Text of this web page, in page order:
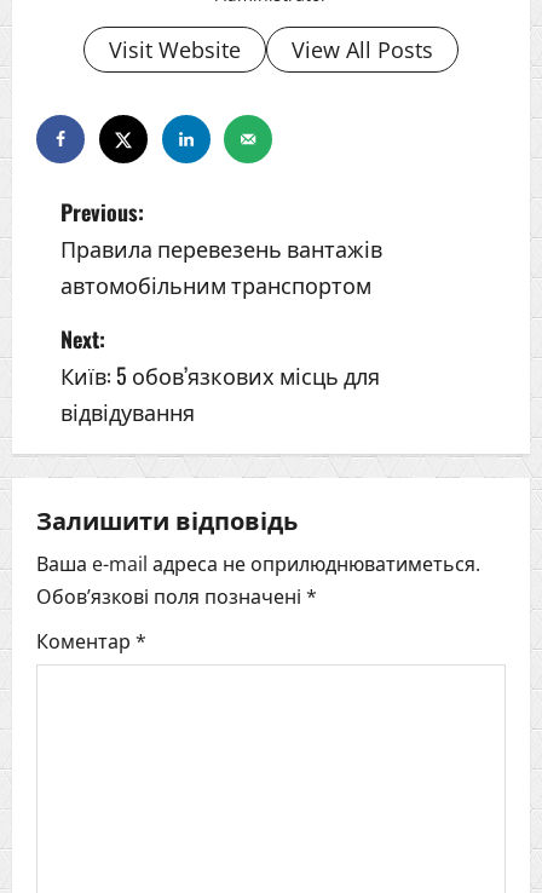
Visit Website View All Posts
P
o
s
t
n
a
v
i
Previous:
Правила перевезень вантажів
автомобільним транспортом
Next:
Київ: 5 обов’язкових місць для
відвідування
Залишити відповідь
Ваша e-mail адреса не оприлюднюватиметься.
Обов’язкові поля позначені *
Коментар *